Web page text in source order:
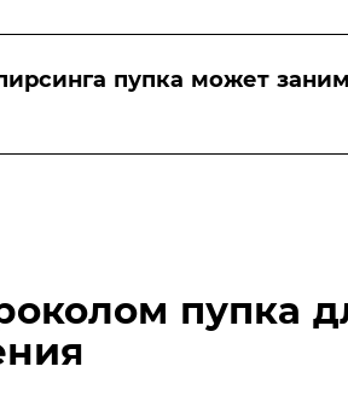
пупка может
пупка